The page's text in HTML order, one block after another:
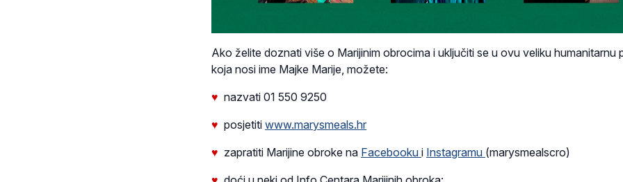
Ako želite doznati više o Marijinim obrocima i uključiti se u ovu veliku humanitarnu
koja nosi ime Majke Marije, možete:
♥ nazvati 01 550 9250
♥ posjetiti www.marysmeals.hr
♥ zapratiti Marijine obroke na Facebooku i Instagramu (marysmealscro)